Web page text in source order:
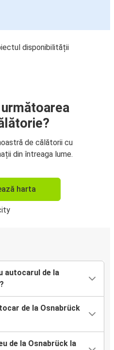
disponibilității
de călătorii cu
din întreaga lume.
harta
autocarul de la
de la Osnabrück
de la Osnabrück la